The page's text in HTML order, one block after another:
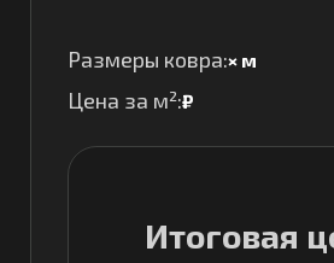
Размеры ковра:× м
Цена за м²:₽
Итоговая